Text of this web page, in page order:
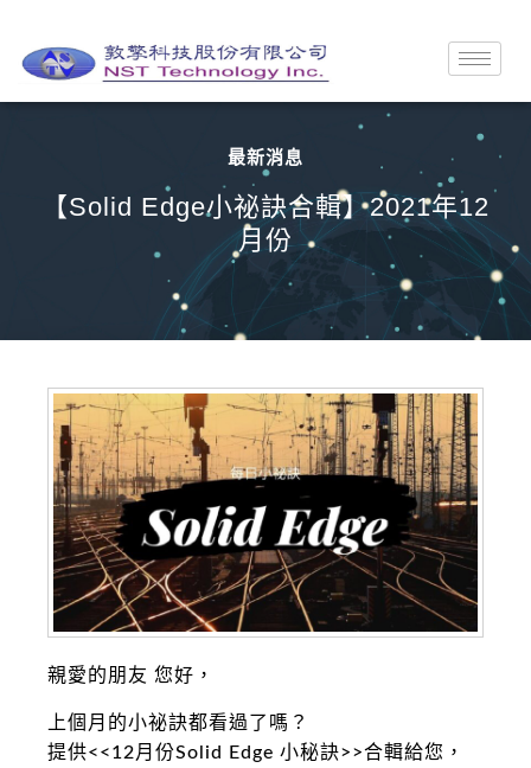
最新消息
【Solid Edge小祕訣合輯】2021年12
月份
親愛的朋友 您好，
上個月的小祕訣都看過了嗎？
提供<<12月份Solid Edge 小秘訣>>合輯給您，